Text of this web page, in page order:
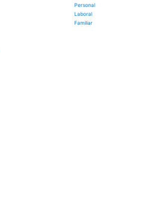
Personal
Laboral
Familiar